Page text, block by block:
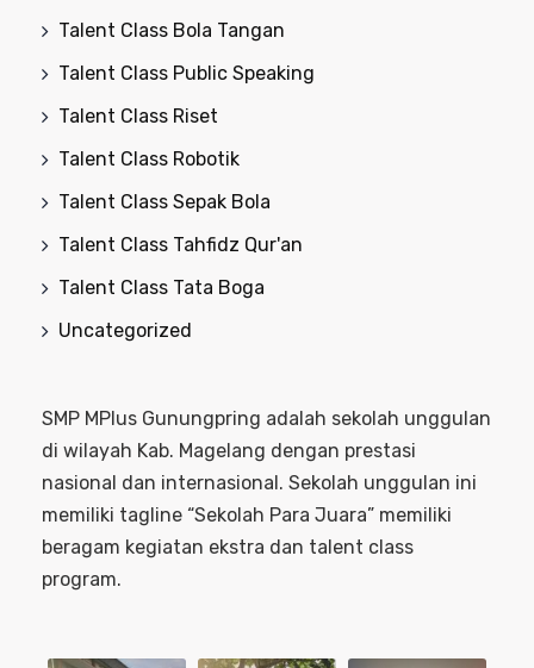
Talent Class Bola Tangan
Talent Class Public Speaking
Talent Class Riset
Talent Class Robotik
Talent Class Sepak Bola
Talent Class Tahfidz Qur'an
Talent Class Tata Boga
Uncategorized
SMP MPlus Gunungpring adalah sekolah unggulan
di wilayah Kab. Magelang dengan prestasi
nasional dan internasional. Sekolah unggulan ini
memiliki tagline “Sekolah Para Juara” memiliki
beragam kegiatan ekstra dan talent class
program.